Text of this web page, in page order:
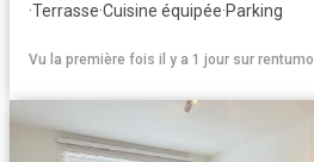
·Terrasse·Cuisine équipée·Parking
Vu la première fois il y a 1 jour sur rentumo